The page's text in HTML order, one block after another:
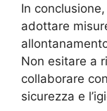
In
adottare
Non esitare a
collaborare
sicurezza e